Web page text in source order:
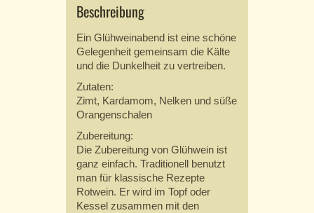
Beschreibung
Ein Glühweinabend ist eine schöne
Gelegenheit gemeinsam die Kälte
und die Dunkelheit zu vertreiben.
Zutaten:
Zimt, Kardamom, Nelken und süße
Orangenschalen
Zubereitung:
Die Zubereitung von Glühwein ist
ganz einfach. Traditionell benutzt
man für klassische Rezepte
Rotwein. Er wird im Topf oder
Kessel zusammen mit den